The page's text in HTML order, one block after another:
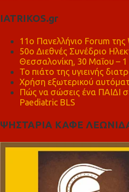
IATRIKOS.gr
11ο Πανελλήνιο Forum
50ο Διεθνές Συνέδριο
Θεσσαλονίκη, 30 Μαΐου – 1
Το πιάτο της υγιεινής
Χρήση εξωτερικού
Πώς να σώσεις ένα ΠΑΙΔΙ
Paediatric BLS
ΨΗΣΤΑΡΙΑ ΚΑΦΕ